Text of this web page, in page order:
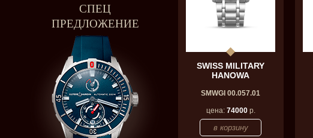
СПЕЦ
ПРЕДЛОЖЕНИЕ
SWISS MILITARY
HANOWA
SMWGI 00.057.01
цена: 74000р.